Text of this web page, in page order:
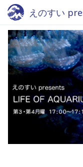
えのすい
Fm